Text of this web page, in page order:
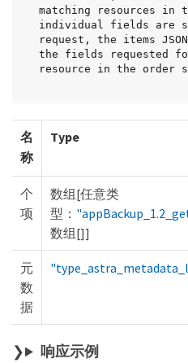
matching resources
individual fields are
request, the items
the fields requested
resource in the order
名
称
Type
个
项
数组[任意类
型：
数组[]]
元
数
据
响应示例